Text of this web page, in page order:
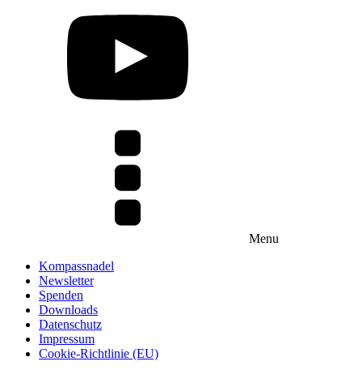
Menu
Kompassnadel
Newsletter
Spenden
Downloads
Datenschutz
Impressum
Cookie-Richtlinie (EU)